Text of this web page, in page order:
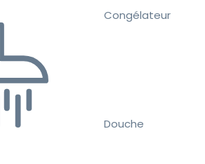
Congélateur
Douche